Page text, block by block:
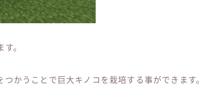
。
つかうことで巨大キノコを栽培する事ができます。